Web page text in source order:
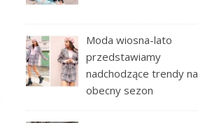
Moda wiosna-lato
przedstawiamy
nadchodzące trendy na
obecny sezon